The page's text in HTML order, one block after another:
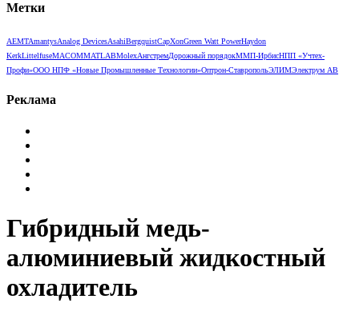
Метки
AEMTAmantysAnalog DevicesAsahiBergquistCapXonGreen Watt PowerHaydon
KerkLittelfuseMACOMMATLABMolexАнгстремДорожный порядокММП-ИрбисНПП «Учтех-
Профи»ООО НПФ «Новые Промышленные Технологии»Оптрон-СтавропольЭЛИМЭлектрум АВ
Реклама
Гибридный медь-
алюминиевый жидкостный
охладитель